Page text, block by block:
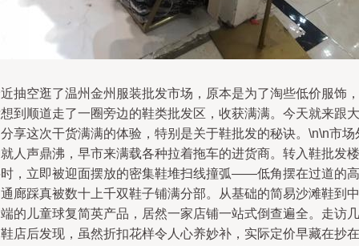
抽空逛了温州金州服装批发市场，原本是为了淘些低价服饰，
到顺道走了一圈旁边的鞋类批发区，收获满满。今天就来跟大
享这次干货满满的体验，特别是关于鞋批发的秘诀。\n\n市场
人声鼎沸，早市来满载各种拉着拖车的进货商。转入鞋批发楼
，立即被迎面摆放的密集鞋堆扫线撞弧——低角摆在过道的高
廊踩真被数十上千双鞋子铺满分部。从基础的简易沙滩鞋到中
的儿童球复简英产品，居然一家店铺一站式倒查遍全。走访几
店后发现，虽然折扣花样令人心养妙补，实际定价早藏在抄在